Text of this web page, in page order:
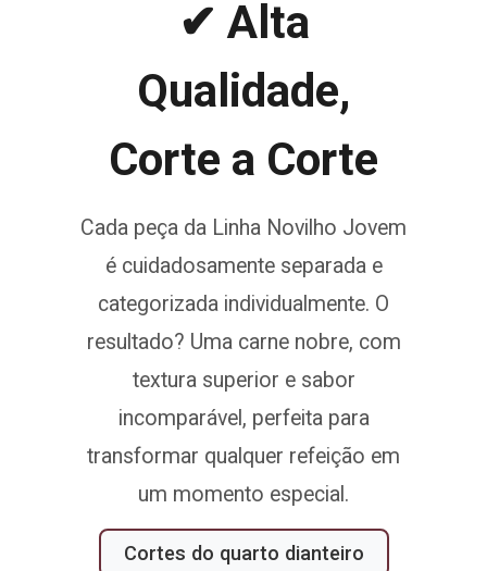
✔ Alta
Qualidade,
Corte a Corte
Cada peça da Linha Novilho Jovem
é cuidadosamente separada e
categorizada individualmente. O
resultado? Uma carne nobre, com
textura superior e sabor
incomparável, perfeita para
transformar qualquer refeição em
um momento especial.
Cortes do quarto dianteiro